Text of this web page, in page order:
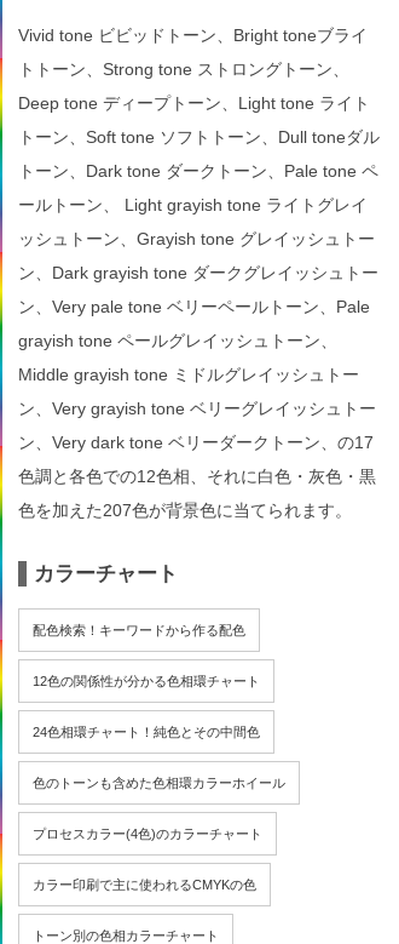
Vivid tone ビビッドトーン、Bright toneブライ
トトーン、Strong tone ストロングトーン、
Deep tone ディープトーン、Light tone ライト
トーン、Soft tone ソフトトーン、Dull toneダル
トーン、Dark tone ダークトーン、Pale tone ペ
ールトーン、 Light grayish tone ライトグレイ
ッシュトーン、Grayish tone グレイッシュトー
ン、Dark grayish tone ダークグレイッシュトー
ン、Very pale tone ベリーペールトーン、Pale
grayish tone ペールグレイッシュトーン、
Middle grayish tone ミドルグレイッシュトー
ン、Very grayish tone ベリーグレイッシュトー
ン、Very dark tone ベリーダークトーン、の17
色調と各色での12色相、それに白色・灰色・黒
色を加えた207色が背景色に当てられます。
カラーチャート
配色検索！キーワードから作る配色
12色の関係性が分かる色相環チャート
24色相環チャート！純色とその中間色
色のトーンも含めた色相環カラーホイール
プロセスカラー(4色)のカラーチャート
カラー印刷で主に使われるCMYKの色
トーン別の色相カラーチャート